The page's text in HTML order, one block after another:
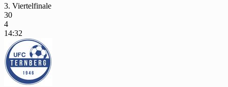
3. Viertelfinale
30
4
14:32